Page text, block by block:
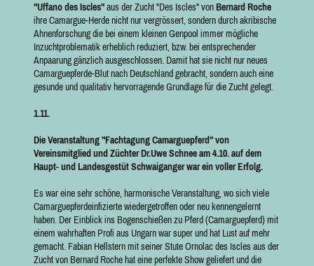
"Uffano des Iscles"aus der Zucht "Des Iscles" vonBernard Roche
ihre Camargue-Herde nicht nur vergrössert, sondern durch akribische
Ahnenforschung die bei einem kleinen Genpool immer mögliche
Inzuchtproblematik erheblich reduziert, bzw. bei entsprechender
Anpaarung gänzlich ausgeschlossen. Damit hat sie nicht nur neues
Camarguepferde-Blut nach Deutschland gebracht, sondern auch eine
gesunde und qualitativ hervorragende Grundlage für die Zucht gelegt.
1.11.
Die Veranstaltung "Fachtagung Camarguepferd" von
Vereinsmitglied und Züchter Dr.Uwe Schnee am 4.10. auf dem
Haupt- und Landesgestüt Schwaiganger war ein voller Erfolg.
Es war eine sehr schöne, harmonische Veranstaltung, wo sich viele
Camarguepferdeinfizierte wiedergetroffen oder neu kennengelernt
haben. Der Einblick ins Bogenschießen zu Pferd (Camarguepferd) mit
einem wahrhaften Profi aus Ungarn war super und hat Lust auf mehr
gemacht. Fabian Hellstern mit seiner Stute Ornolac des Iscles aus der
Zucht von Bernard Roche hat eine perfekte Show geliefert und die